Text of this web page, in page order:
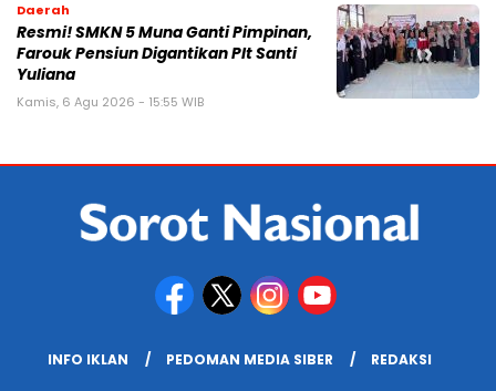
Daerah
Resmi! SMKN 5 Muna Ganti Pimpinan,
Farouk Pensiun Digantikan Plt Santi
Yuliana
Kamis, 6 Agu 2026 - 15:55 WIB
INFO IKLAN PEDOMAN MEDIA SIBER REDAKSI